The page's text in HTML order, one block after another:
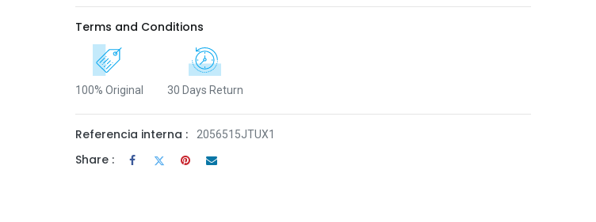
Terms and Conditions
100% Original 30 Days Return
Referencia interna : 2056515JTUX1
Share :